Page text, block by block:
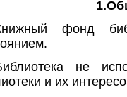
фонд
не
и их